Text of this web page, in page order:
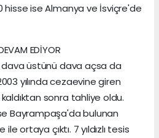
hisse ise Almanya ve İsviçre'de
EDİYOR
dava üstünü dava açsa da
yılında cezaevine giren
sonra tahliye oldu.
Bayrampaşa'da bulunan
ortaya çıktı. 7 yıldızlı tesis